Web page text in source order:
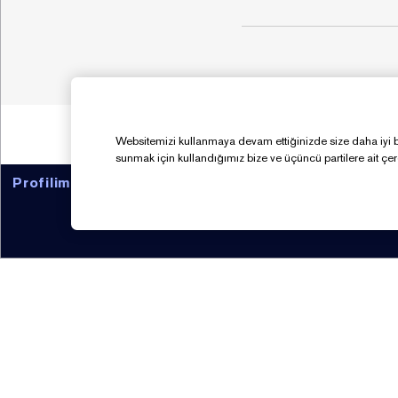
Profilim
Websitemizi kullanmaya devam ettiğinizde size daha iyi
sunmak için kullandığımız bize ve üçüncü partilere ait